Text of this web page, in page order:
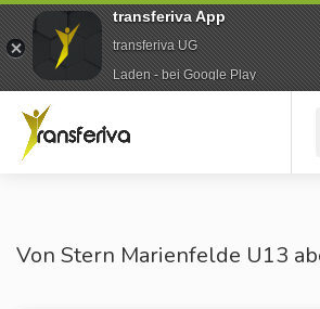
Von Stern Marienfelde U13
transferiva App
transferiva UG
Laden - bei Google Play